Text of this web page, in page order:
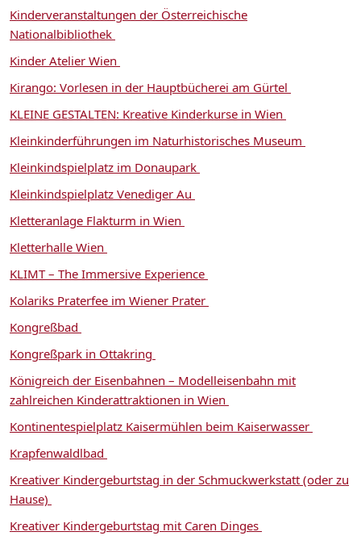
Kinderveranstaltungen der Österreichische
Nationalbibliothek
Kinder Atelier Wien
Kirango: Vorlesen in der Hauptbücherei am Gürtel
KLEINE GESTALTEN: Kreative Kinderkurse in Wien
Kleinkinderführungen im Naturhistorisches Museum
Kleinkindspielplatz im Donaupark
Kleinkindspielplatz Venediger Au
Kletteranlage Flakturm in Wien
Kletterhalle Wien
KLIMT – The Immersive Experience
Kolariks Praterfee im Wiener Prater
Kongreßbad
Kongreßpark in Ottakring
Königreich der Eisenbahnen – Modelleisenbahn mit
zahlreichen Kinderattraktionen in Wien
Kontinentespielplatz Kaisermühlen beim Kaiserwasser
Krapfenwaldlbad
Kreativer Kindergeburtstag in der Schmuckwerkstatt (oder zu
Hause)
Kreativer Kindergeburtstag mit Caren Dinges